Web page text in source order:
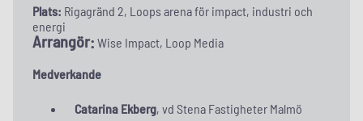
Plats: Rigagränd 2, Loops arena för impact, industri och
energi
Arrangör: Wise Impact, Loop Media
Medverkande
Catarina Ekberg, vd Stena Fastigheter Malmö